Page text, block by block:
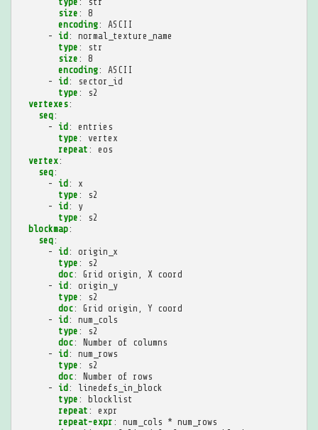
size :
8
encoding:
ASCII
-
id :
normal_texture_name
type :
str
size :
8
encoding:
ASCII
-
id :
sector_id
type :
s2
vertexes:
seq:
-
id :
entries
type :
vertex
repeat :
eos
vertex:
seq:
-
id :
x
type :
s2
-
id :
y
type :
s2
blockmap:
seq:
-
id :
origin_x
type :
s2
doc:
Grid origin, X coord
-
id :
origin_y
type :
s2
doc:
Grid origin, Y coord
-
id :
num_cols
type :
s2
doc:
Number of columns
-
id :
num_rows
type :
s2
doc:
Number of rows
-
id :
linedefs_in_block
type :
blocklist
repeat :
expr
repeat-expr :
num_cols * num_rows